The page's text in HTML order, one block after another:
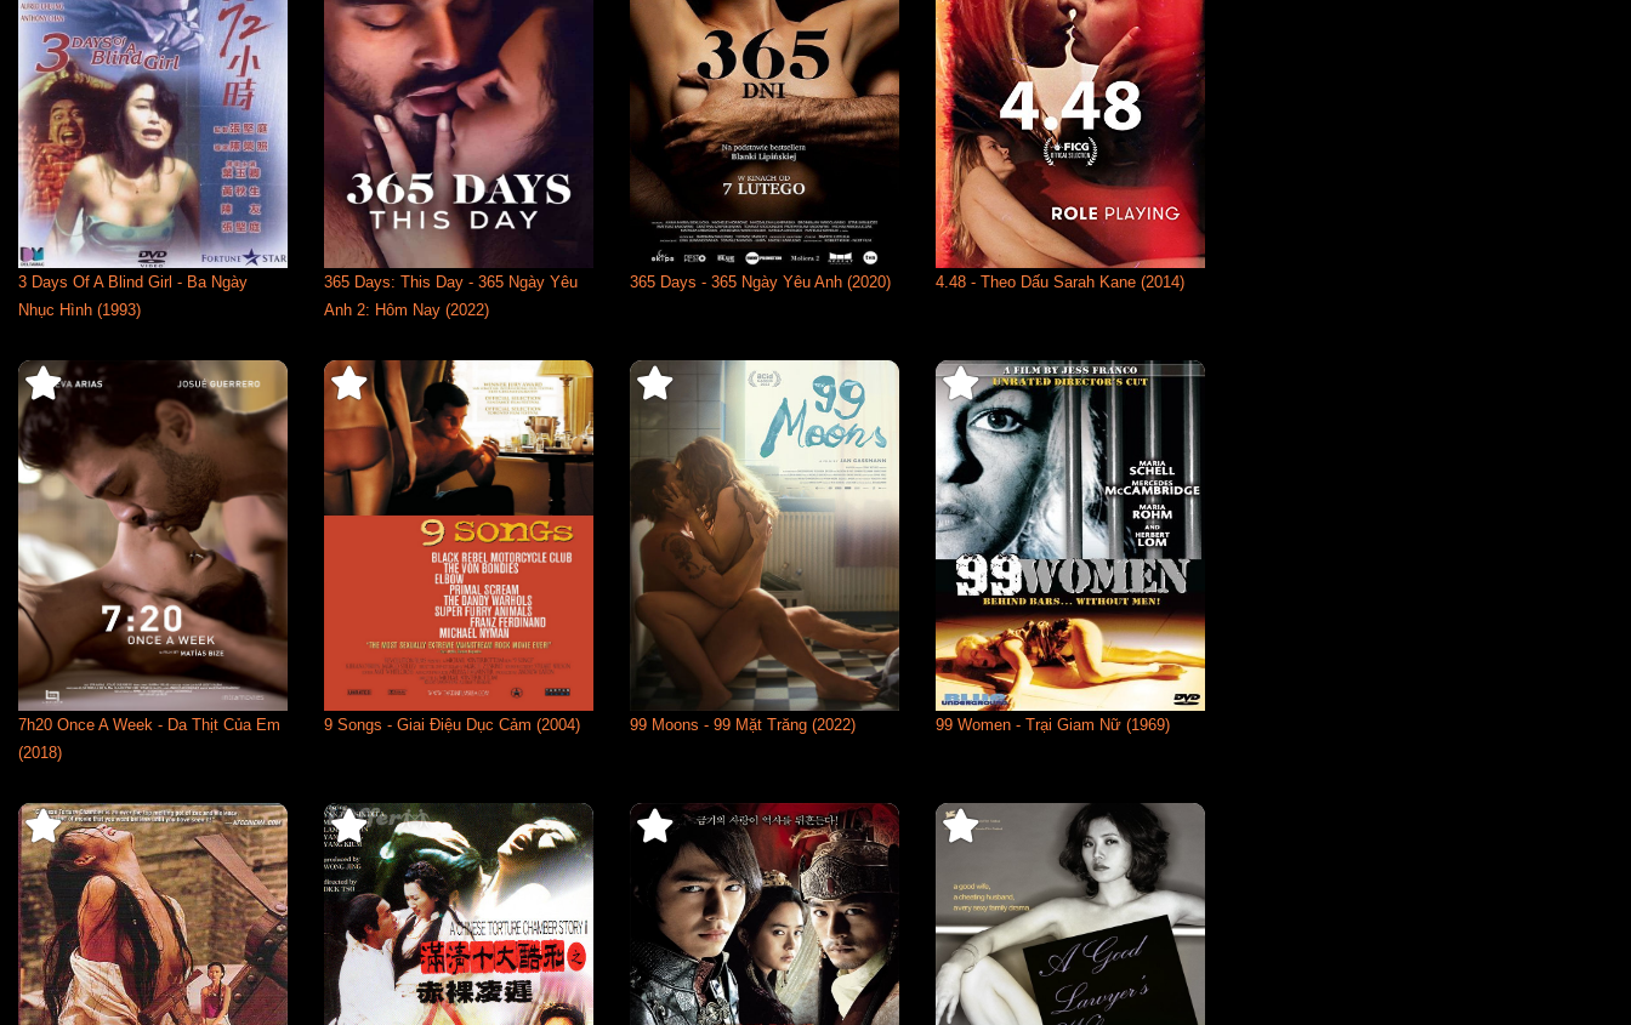
3 Days Of A Blind Girl - Ba Ngày
Nhục Hình (1993)
365 Days: This Day - 365 Ngày Yêu
Anh 2: Hôm Nay (2022)
365 Days - 365 Ngày Yêu Anh (2020) 4.48 - Theo Dấu Sarah Kane (2014)
7h20 Once A Week - Da Thịt Của Em
(2018)
9 Songs - Giai Điệu Dục Cảm (2004) 99 Moons - 99 Mặt Trăng (2022) 99 Women - Trại Giam Nữ (1969)